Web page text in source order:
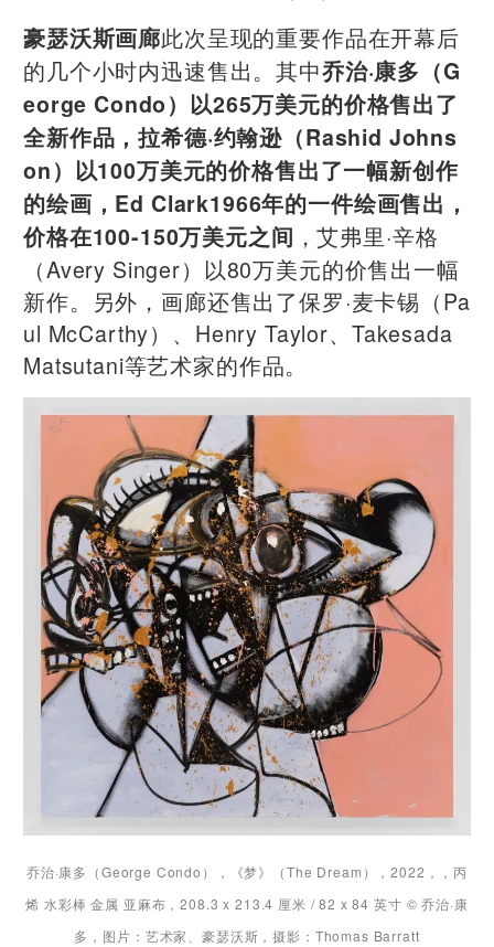
豪瑟沃斯画廊此次呈现的重要作品在开幕后
的几个小时内迅速售出。其中乔治·康多（G
eorge Condo）以265万美元的价格售出了
全新作品，拉希德·约翰逊（Rashid Johns
on）以100万美元的价格售出了一幅新创作
的绘画，Ed Clark1966年的一件绘画售出，
价格在100-150万美元之间 ，艾弗里·辛格
（Avery Singer）以80万美元的价售出一幅
新作。另外，画廊还售出了保罗·麦卡锡（Pa
ul McCarthy）、Henry Taylor、Takesada
Matsutani等艺术家的作品。
乔治·康多（George Condo），《梦》（The Dream），2022，，丙
烯 水彩棒 金属 亚麻布，208.3 x 213.4 厘米 / 82 x 84 英寸 © 乔治·康
多，图片：艺术家、豪瑟沃斯，摄影：Thomas Barratt